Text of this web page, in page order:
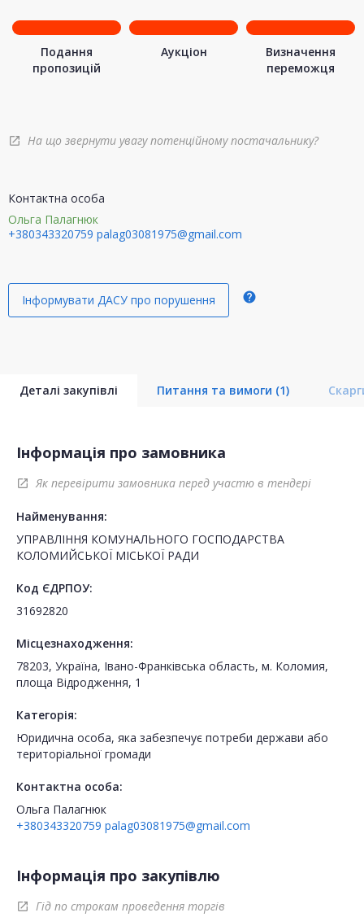
Подання
пропозицій
Аукціон
Визначення
переможця
open_in_new На що звернути увагу потенційному постачальнику?
Контактна особа
Ольга Палагнюк
+380343320759 palag03081975@gmail.com
Інформувати ДАСУ про порушення help
Деталі закупівлі Питання та вимоги (1)
Інформація про замовника
open_in_new Як перевірити замовника перед участю в тендері
Найменування:
УПРАВЛІННЯ КОМУНАЛЬНОГО ГОСПОДАРСТВА
КОЛОМИЙСЬКОЇ МІСЬКОЇ РАДИ
Код ЄДРПОУ:
31692820
Місцезнаходження:
78203, Україна, Івано-Франківська область, м. Коломия,
площа Відродження, 1
Категорія:
Юридична особа, яка забезпечує потреби держави або
територіальної громади
Контактна особа:
Ольга Палагнюк
+380343320759 palag03081975@gmail.com
Інформація про закупівлю
open_in_new Гід по строкам проведення торгів